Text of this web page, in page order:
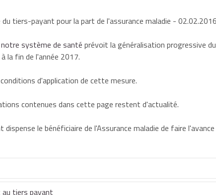
tiers-payant pour la part de l'assurance maladie - 02.02.2016
système de santé prévoit la généralisation progressive
la fin de l'année 2017.
d'application de cette mesure.
contenues dans cette page restent d'actualité.
le bénéficiaire de l'Assurance maladie de faire
tiers payant